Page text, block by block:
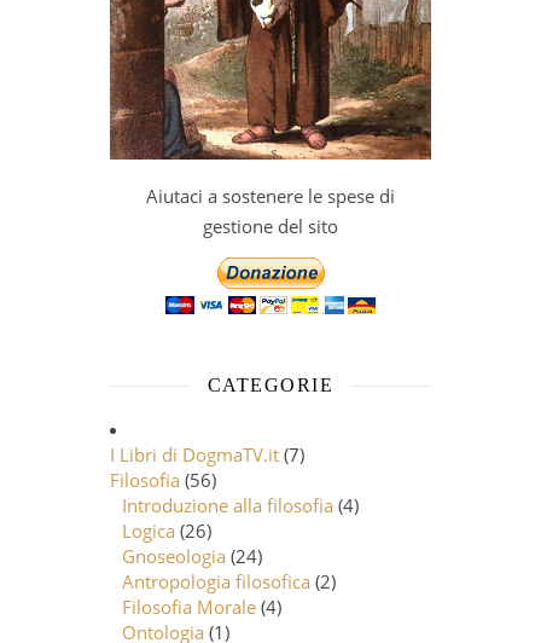
Aiutaci a sostenere le spese di
gestione del sito
CATEGORIE
I Libri di DogmaTV.it (7)
Filosofia (56)
Introduzione alla filosofia (4)
Logica (26)
Gnoseologia (24)
Antropologia filosofica (2)
Filosofia Morale (4)
Ontologia (1)